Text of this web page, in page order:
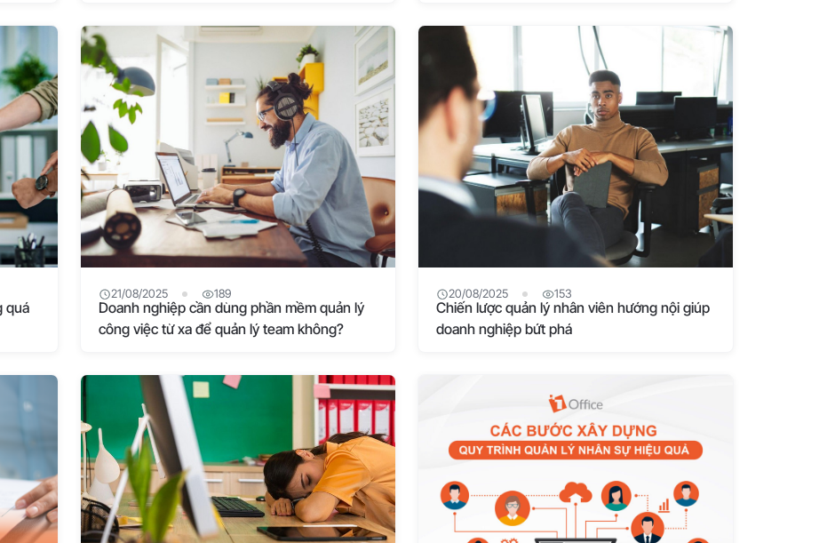
quá
21/08/2025 189
Doanh nghiệp cần dùng phần mềm quản lý
công việc từ xa để quản lý team không?
20/08/2025 153
Chiến lược quản lý nhân viên hướng nội giúp
doanh nghiệp bứt phá